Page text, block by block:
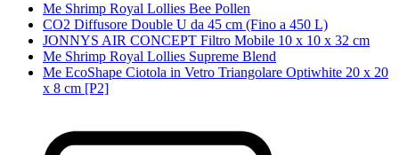
Me Shrimp Royal Lollies Bee Pollen
CO2 Diffusore Double U da 45 cm (Fino a 450 L)
JONNYS AIR CONCEPT Filtro Mobile 10 x 10 x 32 cm
Me Shrimp Royal Lollies Supreme Blend
Me EcoShape Ciotola in Vetro Triangolare Optiwhite 20 x 20
x 8 cm [P2]